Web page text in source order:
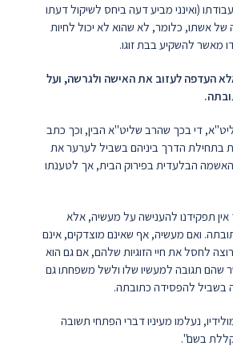
(ואינני מביע דעה ביחס לשיקול דעתו
של אשתו, כלומר, לא שהוא לא יכול לחיות
מאשר להשקיע בבת זוגו.
העדפה לעזוב את האישה ולגרשה, ועל
די בכך שהרב שליט"א הבין, וכך כתב
בתחילת הדרך ביניהם בשביל לערער את
הבלעדית בפירוק הבית, אך לטענתו
תפקידנו להענישה על מעשיה, אלא
ואם מעשיה, אף שאינם מוצדקים, אינם
לחסל את חיי הזוגיות שלהם, אם גם הוא
שהם תגובה למעשיו שלו ולשל משפחתו גם
בשביל להפסידה כתובתה.
נעלמו מעיניו דברי הפתחי תשובה
בשם".